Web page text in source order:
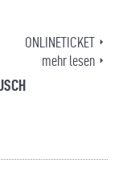
ONLINETICKET
mehr lesen